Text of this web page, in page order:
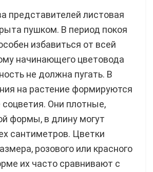
представителей листовая
пушком. В период покоя
избавиться от всей
начинающего цветовода
не должна пугать. В
на растение формируются
Они плотные,
формы, в длину могут
сантиметров. Цветки
розового или красного
их часто сравнивают с